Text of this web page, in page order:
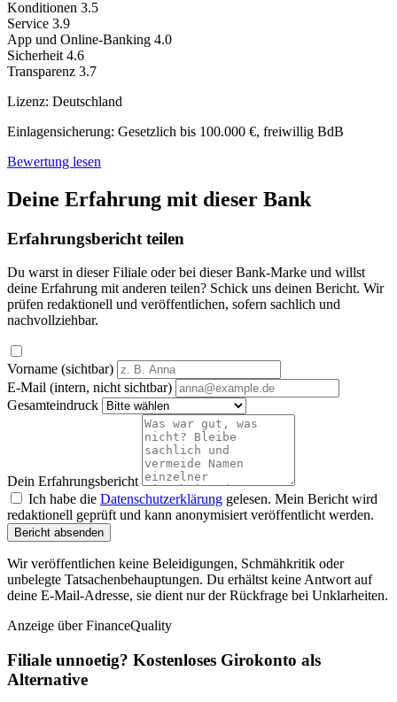
Konditionen 3.5
Service 3.9
App und Online-Banking 4.0
Sicherheit 4.6
Transparenz 3.7
Lizenz: Deutschland
Einlagensicherung: Gesetzlich bis 100.000 €, freiwillig BdB
Bewertung lesen
Deine Erfahrung mit dieser Bank
Erfahrungsbericht teilen
Du warst in dieser Filiale oder bei dieser Bank-Marke und willst
deine Erfahrung mit anderen teilen? Schick uns deinen Bericht. Wir
prüfen redaktionell und veröffentlichen, sofern sachlich und
nachvollziehbar.
Vorname (sichtbar)
E-Mail (intern, nicht sichtbar)
Gesamteindruck
Dein Erfahrungsbericht
Ich habe die Datenschutzerklärung gelesen. Mein Bericht wird
redaktionell geprüft und kann anonymisiert veröffentlicht werden.
Bericht absenden
Wir veröffentlichen keine Beleidigungen, Schmähkritik oder
unbelegte Tatsachenbehauptungen. Du erhältst keine Antwort auf
deine E-Mail-Adresse, sie dient nur der Rückfrage bei Unklarheiten.
Anzeige über FinanceQuality
Filiale unnoetig? Kostenloses Girokonto als
Alternative